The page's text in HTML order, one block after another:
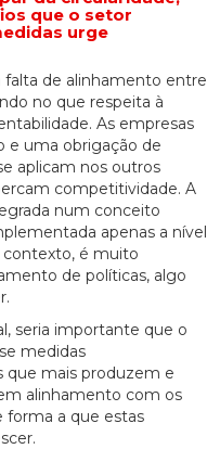
que o setor
urge
falta de alinhamento entre
no que respeita à
As empresas
e uma obrigação de
aplicam nos outros
competitividade. A
num conceito
apenas a nível
contexto, é muito
de políticas, algo
seria importante que o
medidas
que mais produzem e
alinhamento com os
forma a que estas